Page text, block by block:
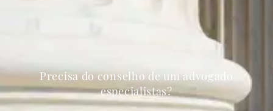
Precisa do conselho de um advogado
especialistas?